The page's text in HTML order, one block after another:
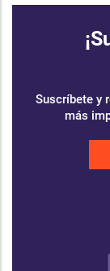
Suscríbete y
más